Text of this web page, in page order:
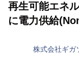
再生可能エネ
に電力供給
株式会社ギガ